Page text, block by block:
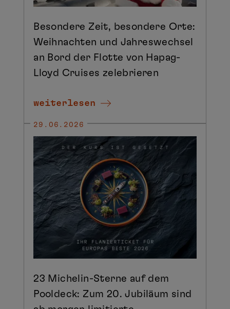
Besondere Zeit, besondere Orte:
Weihnachten und Jahreswechsel
an Bord der Flotte von Hapag-
Lloyd Cruises zelebrieren
weiterlesen
23 Michelin-Sterne auf dem
Pooldeck: Zum 20. Jubiläum sind
29.06.2026